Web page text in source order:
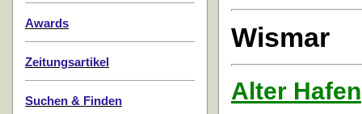
Awards
Zeitungsartikel
Suchen & Finden
Wismar
Alter Hafen